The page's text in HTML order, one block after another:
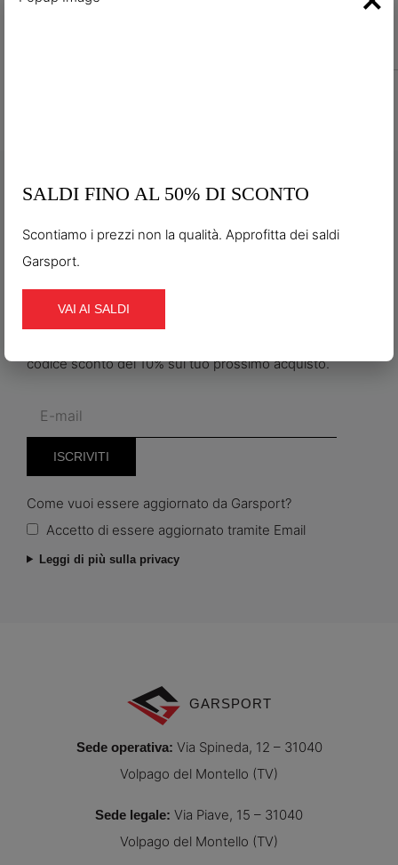
RICEVERE IL TUO SCONTO DI
BENVENUTO
Iscriviti alla newsletter per rimanere sempre aggiornato
codice sconto del 10% sul tuo prossimo acquisto.
Come vuoi essere aggiornato da Garsport?
Accetto di essere aggiornato tramite Email
Leggi di più sulla privacy
GARSPORT
Sede operativa: Via Spineda, 12 – 31040
Volpago del Montello (TV)
Sede legale: Via Piave, 15 – 31040
Volpago del Montello (TV)
SALDI FINO AL 50% DI SCONTO
Scontiamo i prezzi non la qualità. Approfitta dei saldi
Garsport.
VAI AI SALDI